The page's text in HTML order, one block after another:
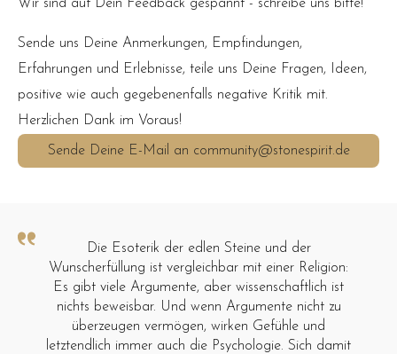
Wir sind auf Dein Feedback gespannt - schreibe uns bitte!
Sende uns Deine Anmerkungen, Empfindungen,
Erfahrungen und Erlebnisse, teile uns Deine Fragen, Ideen,
positive wie auch gegebenenfalls negative Kritik mit.
Herzlichen Dank im Voraus!
Sende Deine E-Mail an community@stonespirit.de
Die Esoterik der edlen Steine und der
Wunscherfüllung ist vergleichbar mit einer Religion:
Es gibt viele Argumente, aber wissenschaftlich ist
nichts beweisbar. Und wenn Argumente nicht zu
überzeugen vermögen, wirken Gefühle und
letztendlich immer auch die Psychologie. Sich damit